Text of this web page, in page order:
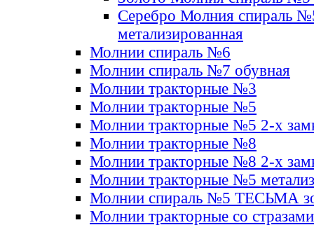
Серебро Молния спираль
метализированная
Молнии спираль №6
Молнии спираль №7 обувная
Молнии тракторные №3
Молнии тракторные №5
Молнии тракторные №5 2-х
Молнии тракторные №8
Молнии тракторные №8 2-х
Молнии тракторные №5
Молнии спираль №5 ТЕСЬМА
Молнии тракторные со стразами